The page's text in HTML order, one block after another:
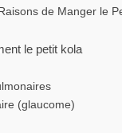
de Manger le
le petit kola
(glaucome)